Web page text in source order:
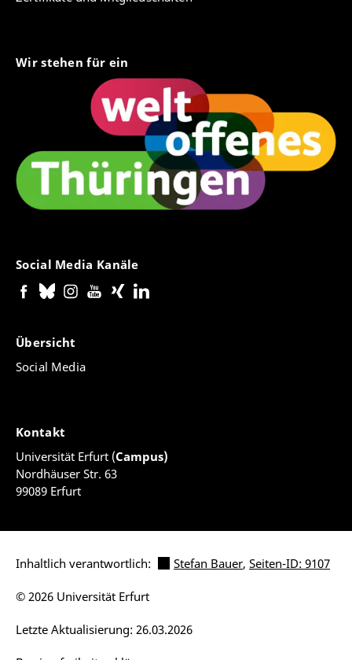
Wir stehen für ein
Social Media Kanäle
Übersicht
Social Media
Kontakt
Universität Erfurt (Campus)
Nordhäuser Str. 63
99089 Erfurt
Inhaltlich verantwortlich: Stefan Bauer, Seiten-ID: 9107
Letzte Aktualisierung: 26.03.2026
© 2026 Universität Erfurt